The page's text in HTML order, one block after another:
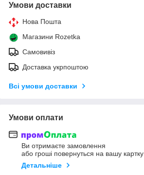
Умови доставки
Нова Пошта
Магазини Rozetka
Самовивіз
Доставка укрпоштою
Всі умови доставки
Умови оплати
Ви отримаєте замовлення
або гроші повернуться на вашу картку
Детальніше